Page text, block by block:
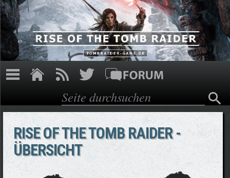
Direkt zum Inhalt
Suchformular
Suche
RISE OF THE TOMB RAIDER -
ÜBERSICHT